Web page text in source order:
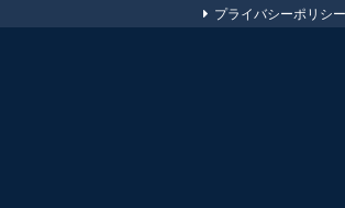
プライバシーポリシー